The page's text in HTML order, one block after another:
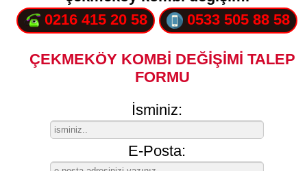
0216 415 20 58
0533 505 88 58
ÇEKMEKÖY KOMBİ DEĞİŞİMİ TALEP
FORMU
İsminiz:
E-Posta: